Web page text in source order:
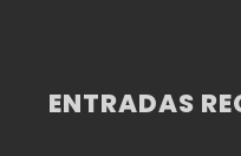
ENTRADAS